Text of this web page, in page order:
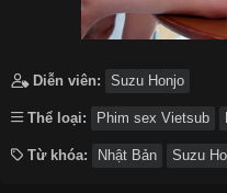
Diễn viên: Suzu Honjo
Thể loại: Phim sex Vietsub
Từ khóa: Nhật Bản Suzu